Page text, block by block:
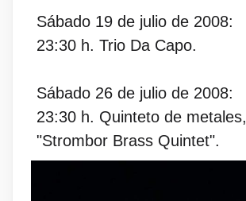
Sábado 19 de julio de 2008:
23:30 h. Trio Da Capo.
Sábado 26 de julio de 2008:
23:30 h. Quinteto de metales,
"Strombor Brass Quintet".